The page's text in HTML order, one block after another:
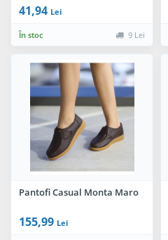
41,94 Lei
În stoc 9 Lei
Pantofi Casual Monta Maro
155,99 Lei